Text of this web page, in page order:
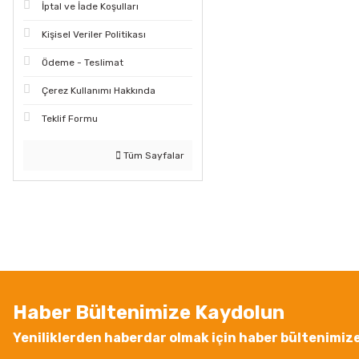
İptal ve İade Koşulları
Kişisel Veriler Politikası
Ödeme - Teslimat
Çerez Kullanımı Hakkında
Teklif Formu
Tüm Sayfalar
Haber Bültenimize Kaydolun
Yeniliklerden haberdar olmak için haber